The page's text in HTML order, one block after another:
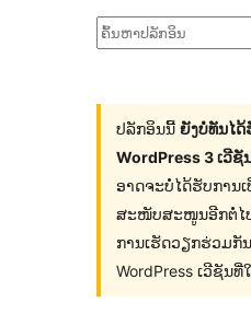
ຄົ້ນ
ລັກ
ອິນ
ປລັກອິນນີ້ ຍັງບໍ່ທັນໄ
WordPress 3 ເວີ
ອາດຈະບໍ່ໄດ້ຮັບການ
ສະໜັບສະໜູນອີກຕໍ່ໄ
ການເຮັດວຽກຮ່ວມກັ
WordPress ເວີຊັນ